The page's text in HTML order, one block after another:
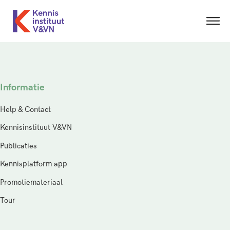
Informatie
Help & Contact
Kennisinstituut V&VN
Publicaties
Kennisplatform app
Promotiemateriaal
Tour